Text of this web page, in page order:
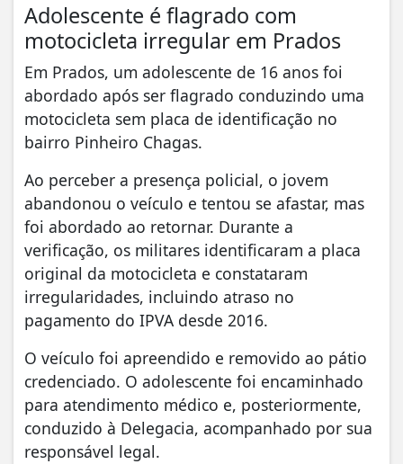
Adolescente é flagrado com
motocicleta irregular em Prados
Em Prados, um adolescente de 16 anos foi
abordado após ser flagrado conduzindo uma
motocicleta sem placa de identificação no
bairro Pinheiro Chagas.
Ao perceber a presença policial, o jovem
abandonou o veículo e tentou se afastar, mas
foi abordado ao retornar. Durante a
verificação, os militares identificaram a placa
original da motocicleta e constataram
irregularidades, incluindo atraso no
pagamento do IPVA desde 2016.
O veículo foi apreendido e removido ao pátio
credenciado. O adolescente foi encaminhado
para atendimento médico e, posteriormente,
conduzido à Delegacia, acompanhado por sua
responsável legal.